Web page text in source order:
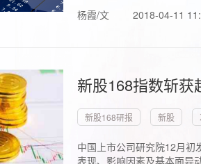
杨霞/文 2018-04-11
新股168指数斩
新股168研报 新股
中国上市公司研究院12月初
表现、影响因素及基本面异